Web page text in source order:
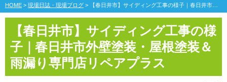
HOME > 現場日誌・現場ブログ > 【春日井市】サイディング工事の様子｜春日井市外壁塗装・屋根塗装＆雨漏り専門店リペアプラス
【春日井市】サイディング工事の様
子｜春日井市外壁塗装・屋根塗装＆
雨漏り専門店リペアプラス